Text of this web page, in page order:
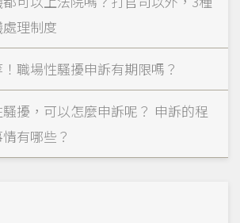
理制度
職場性騷擾申訴有期限嗎？
擾，可以怎麼申訴呢？ 申訴的程
有哪些？